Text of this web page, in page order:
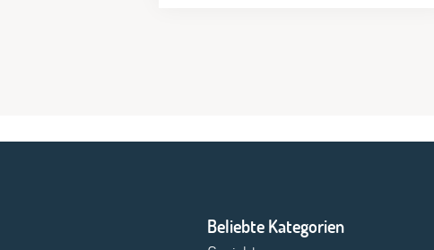
Beliebte Kategorien